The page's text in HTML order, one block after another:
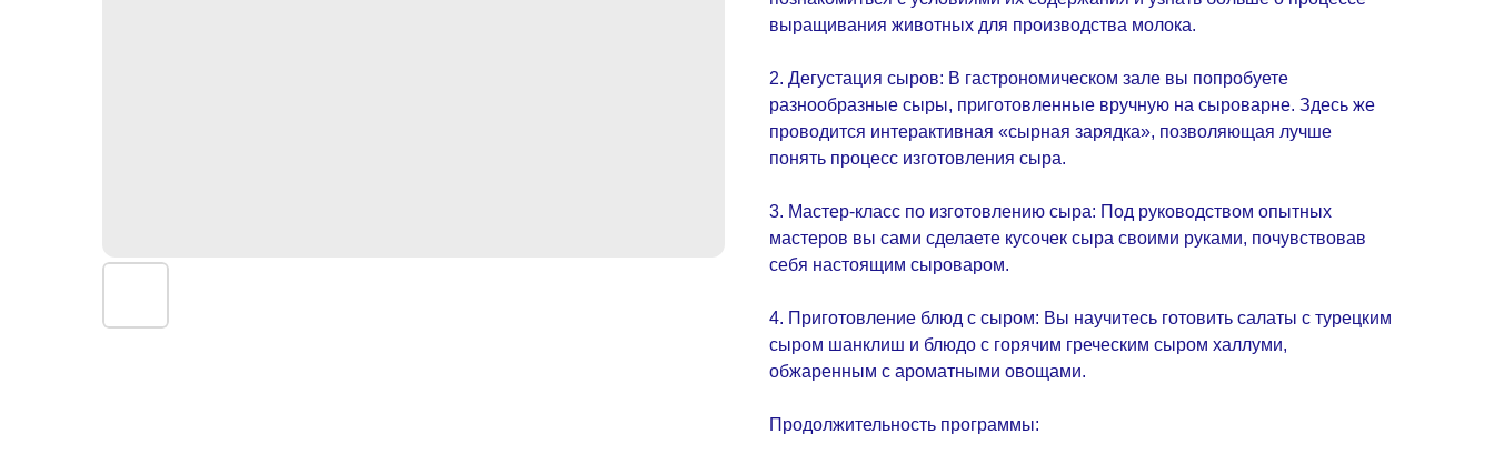
выращивания животных для производства молока.
2. Дегустация сыров: В гастрономическом зале вы попробуете
разнообразные сыры, приготовленные вручную на сыроварне. Здесь же
проводится интерактивная «сырная зарядка», позволяющая лучше
понять процесс изготовления сыра.
3. Мастер-класс по изготовлению сыра: Под руководством опытных
мастеров вы сами сделаете кусочек сыра своими руками, почувствовав
себя настоящим сыроваром.
4. Приготовление блюд с сыром: Вы научитесь готовить салаты с турецким
сыром шанклиш и блюдо с горячим греческим сыром халлуми,
обжаренным с ароматными овощами.
Продолжительность программы: